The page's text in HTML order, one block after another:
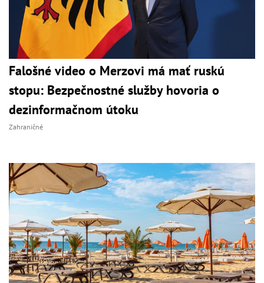
Falošné video o Merzovi má mať ruskú
stopu: Bezpečnostné služby hovoria o
dezinformačnom útoku
Zahraničné